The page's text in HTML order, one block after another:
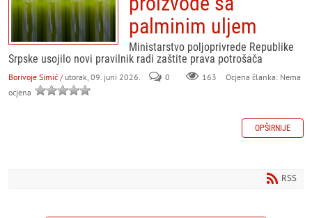
palminim uljem
Ministarstvo poljoprivrede Republike
Srpske usojilo novi pravilnik radi zaštite prava potrošača
Borivoje Simić / utorak, 09. juni 2026. 0 163
Ocjena članka: Nema
ocjena
OPŠIRNIJE
RSS